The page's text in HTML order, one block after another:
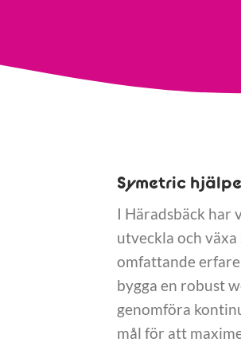
Symetric
I Häradsbäck har
utveckla och
omfattande
bygga en robust
genomföra
mål för att